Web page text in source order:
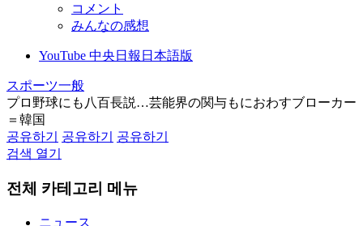
コメント
みんなの感想
YouTube 中央日報日本語版
スポーツ一般
プロ野球にも八百長説…芸能界の関与もにおわすブローカー
＝韓国
공유하기
공유하기
공유하기
검색 열기
전체 카테고리 메뉴
ニュース